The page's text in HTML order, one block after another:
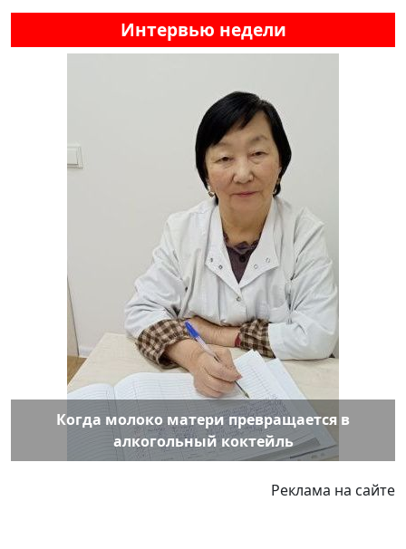
Интервью недели
Когда молоко матери превращается в
алкогольный коктейль
Реклама на сайте